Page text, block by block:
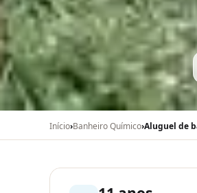
Início›Banheiro Químico›Aluguel de